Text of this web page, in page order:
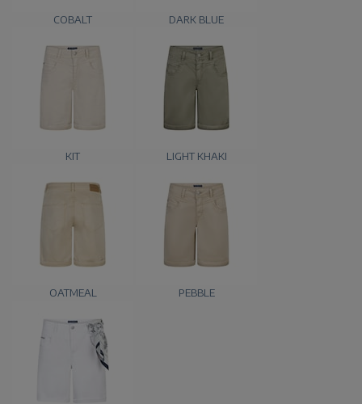
COBALT DARK BLUE
KIT LIGHT KHAKI
OATMEAL PEBBLE